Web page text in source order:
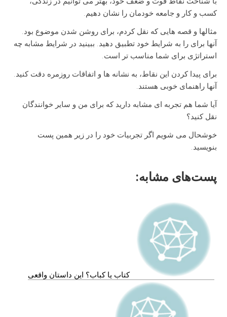
کسب و کار و جامعه خودمان را نشان دهیم.
مثالها و قصه هایی که نقل کردم، برای روشن شدن موضوع بود.
آنها برای را به شرایط خود تطبیق دهید. ببینید در شرایط مشابه چه
استراتژی برای شما مناسب تر است.
برای پیدا کردن این نقاط، به نشانه ها و اتفاقات روزمره دقت کنید.
آنها راهنمای خوبی هستند.
آیا شما هم تجربه ای مشابه دارید که برای من و سایر خوانندگان
نقل کنید؟
خوشحال می شویم اگر تجربیات خود را در زیر همین پست
بنویسید.
پست‌های مشابه:
کتاب یا کباب؟ این داستان واقعی